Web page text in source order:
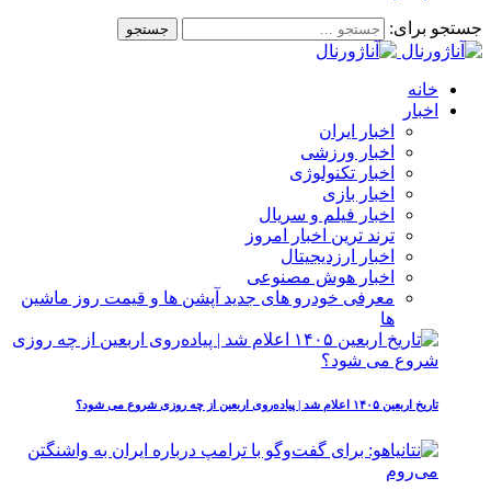
جستجو برای:
خانه
اخبار
اخبار ایران
اخبار ورزشی
اخبار تکنولوژی
اخبار بازی
اخبار فیلم و سریال
ترند ترین اخبار امروز
اخبار ارزدیجیتال
اخبار هوش مصنوعی
معرفی خودرو های جدید آپشن‌ ها و قیمت روز ماشین‌
ها
تاریخ اربعین ۱۴۰۵ اعلام شد | پیاده‌روی اربعین از چه روزی شروع می‌ شود؟